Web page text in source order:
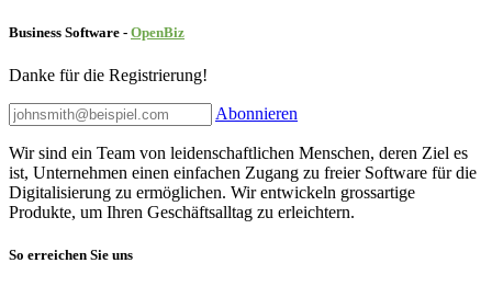
Business Software - OpenBiz
Danke für die Registrierung!
Abonnieren
Wir sind ein Team von leidenschaftlichen Menschen, deren Ziel es
ist, Unternehmen einen einfachen Zugang zu freier Software für die
Digitalisierung zu ermöglichen. Wir entwickeln grossartige
Produkte, um Ihren Geschäftsalltag zu erleichtern.
So erreichen Sie uns